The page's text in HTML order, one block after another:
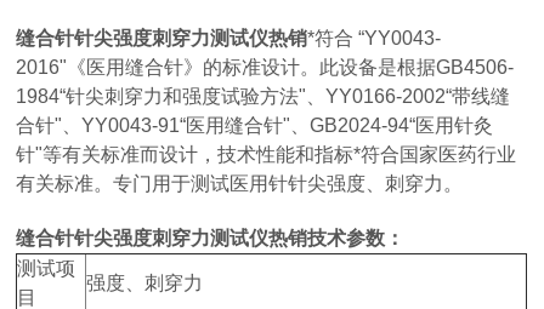
缝合针针尖强度刺穿力测试仪热销*符合 “YY0043-
2016"《医用缝合针》的标准设计。此设备是根据GB4506-
1984“针尖刺穿力和强度试验方法"、YY0166-2002“带线缝
合针"、YY0043-91“医用缝合针"、GB2024-94“医用针灸
针"等有关标准而设计，技术性能和指标*符合国家医药行业
有关标准。专门用于测试医用针针尖强度、刺穿力。
缝合针针尖强度刺穿力测试仪热销技术参数：
测试项
目
强度、刺穿力